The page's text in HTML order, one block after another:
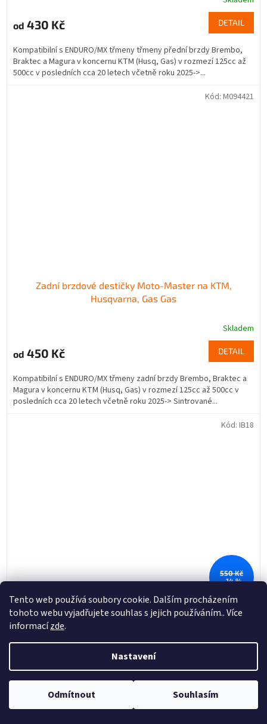
Tento web používá soubory cookie. Dalším procházením
tohoto webu vyjadřujete souhlas s jejich používáním.. Více
informacízde.
Nastavení
Odmítnout Souhlasím
od 430 Kč DETAIL
Kompatibilní s ENDURO/MX třmeny třmeny přední brzdy Brembo,
Braktec a Magura v koncernu KTM (Husq, Gas) v rozmezí 125cc až
500cc v posledních cca 20 letech včetně roku 2025->...
Zadní brzdové destičky Moto-Master na KTM,
Husqvarna, Gas Gas
Skladem
od 450 Kč DETAIL
Kompatibilní s ENDURO/MX třmeny zadní brzdy Brembo, Braktec a
Magura v koncernu KTM (Husq, Gas) v rozmezí 125cc až 500cc v
posledních cca 20 letech včetně roku 2025-> Sintrované...
Kód: M094421
550 Kč
–14 %
TUBLISS náhradní duše 18"x1,85", NUETECH - USA
470 Kč Do košíku
TUBLISS náhradní duše 18"x1,85", NUETECH - USA
Kód: IB18